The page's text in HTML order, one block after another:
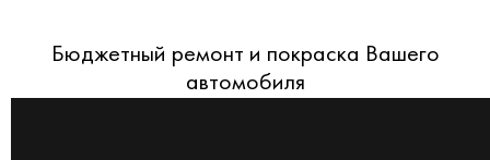
Бюджетный ремонт и покраска Вашего
автомобиля